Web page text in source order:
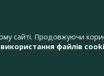
сайті. Продовжуючи
використання файлів